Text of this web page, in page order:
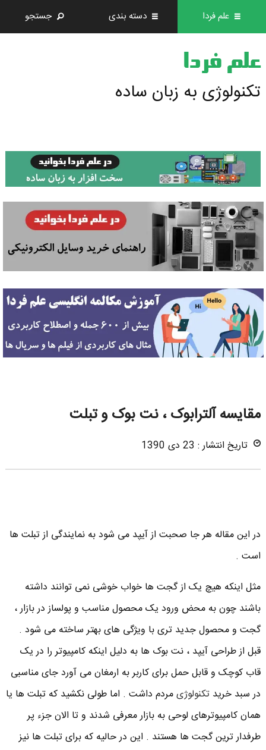
علم فردا دسته بندی جستجو
علم فردا
تکنولوژی به زبان ساده
مقایسه آلترابوک ، نت بوک و تبلت
تاریخ انتشار : 23 دی 1390
در این مقاله هر جا صحبت از آیپد می شود به نمایندگی از تبلت ها
است .
مثل اینکه هیچ یک از گجت ها خواب خوشی نمی توانند داشته
باشند چون به محض ورود یک محصول مناسب و پولساز در بازار ،
گجت و محصول جدید تری با ویژگی های بهتر ساخته می شود .
قبل از طراحی آیپد ، نت بوک ها به دلیل اینکه کامپیوتر را در یک
قاب کوچک و قابل حمل برای کاربر به ارمغان می آورد جای مناسبی
در سبد خرید تکنولوژیمردم داشت . اما طولی نکشید که تبلت ها یا
همان کامپیوترهای لوحی به بازار معرفی شدند و تا الان جزء پر
طرفدار ترین گجت ها هستند . این در حالیه که برای تبلت ها نیز